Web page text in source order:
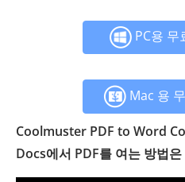
PC용 무
Mac 용
Coolmuster PDF to Word
Docs에서 PDF를 여는 방법